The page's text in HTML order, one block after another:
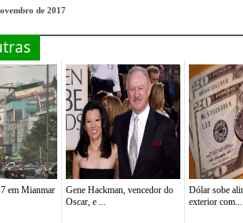
de 2017
em Mianmar
Gene Hackman, vencedor do
Oscar, e ...
Dólar sobe
exterior com...